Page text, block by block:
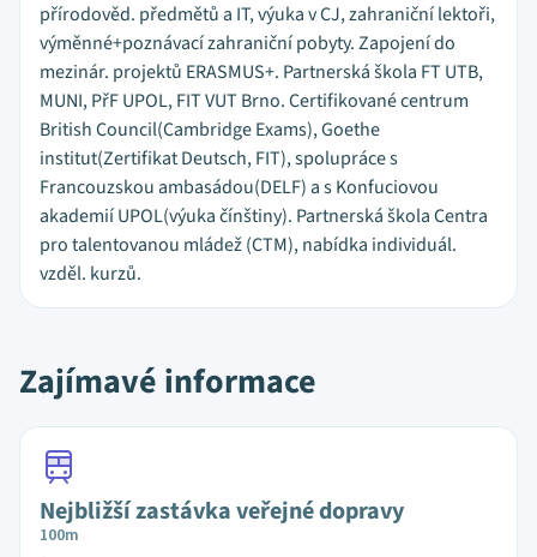
přírodověd. předmětů a IT, výuka v CJ, zahraniční lektoři,
výměnné+poznávací zahraniční pobyty. Zapojení do
mezinár. projektů ERASMUS+. Partnerská škola FT UTB,
MUNI, PřF UPOL, FIT VUT Brno. Certifikované centrum
British Council(Cambridge Exams), Goethe
institut(Zertifikat Deutsch, FIT), spolupráce s
Francouzskou ambasádou(DELF) a s Konfuciovou
akademií UPOL(výuka čínštiny). Partnerská škola Centra
pro talentovanou mládež (CTM), nabídka individuál.
vzděl. kurzů.
Zajímavé informace
Nejbližší zastávka veřejné dopravy
100m